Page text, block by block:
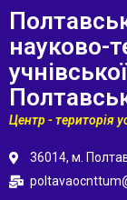
науково-
Центр - територія
36014, м.